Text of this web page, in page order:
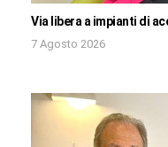
Via libera a impianti di
7 Agosto 2026